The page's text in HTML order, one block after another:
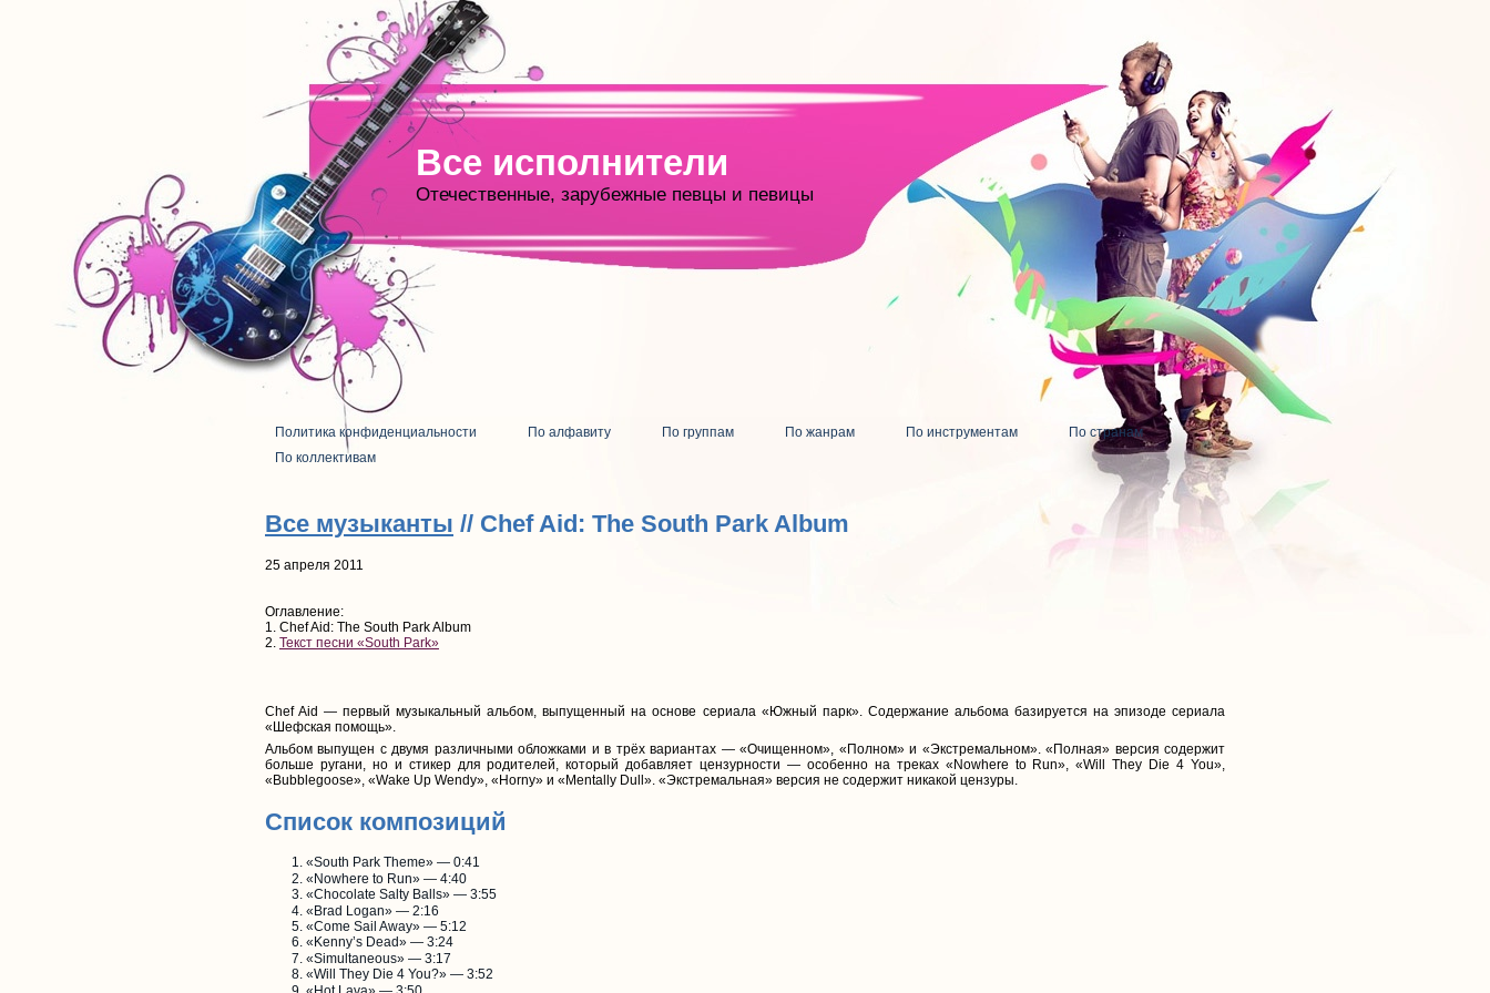
Все исполнители
Отечественные, зарубежные певцы и певицы
Политика конфиденциальности По алфавиту По группам По жанрам По инструментам
По странам
По коллективам
Все музыканты // Chef Aid: The South Park Album
25 апреля 2011
Оглавление:
1. Chef Aid: The South Park Album
2. Текст песни «South Park»
Chef Aid — первый музыкальный альбом, выпущенный на основе сериала «Южный парк». Содержание альбома базируется на эпизоде сериала
«Шефская помощь».
Альбом выпущен с двумя различными обложками и в трёх вариантах — «Очищенном», «Полном» и «Экстремальном». «Полная» версия содержит
больше ругани, но и стикер для родителей, который добавляет цензурности — особенно на треках «Nowhere to Run», «Will They Die 4 You»,
«Bubblegoose», «Wake Up Wendy», «Horny» и «Mentally Dull». «Экстремальная» версия не содержит никакой цензуры.
Список композиций
«South Park Theme» — 0:41
«Nowhere to Run» — 4:40
«Chocolate Salty Balls» — 3:55
«Brad Logan» — 2:16
«Come Sail Away» — 5:12
«Kenny’s Dead» — 3:24
«Simultaneous» — 3:17
«Will They Die 4 You?» — 3:52